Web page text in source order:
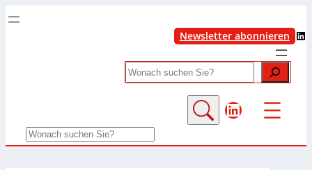
Newsletter abonnieren LinkedIn
Search
LinkedIn
Search